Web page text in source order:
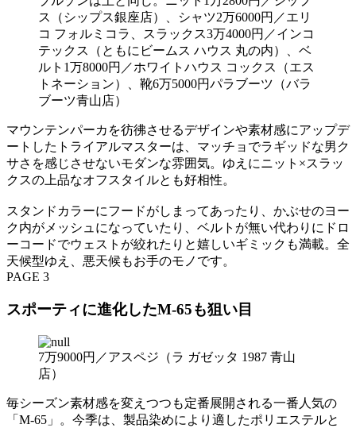
ス（シップス銀座店）、シャツ2万6000円／エリ
コ フォルミコラ、スラックス3万4000円／インコ
テックス（ともにビームス ハウス 丸の内）、ベ
ルト1万8000円／ホワイトハウス コックス（エス
トネーション）、靴6万5000円パラブーツ（バラ
ブーツ青山店）
マウンテンパーカを彷彿させるデザインや素材感にアップデ
ートしたトライアルマスターは、マッチョでラギッドな男ク
サさを感じさせないモダンな雰囲気。ゆえにニット×スラッ
クスの上品なオフスタイルとも好相性。
スタンドカラーにフードがしまってあったり、かぶせのヨー
ク内がメッシュになっていたり、ベルトが無い代わりにドロ
ーコードでウェストが絞れたりと嬉しいギミックも満載。全
天候型ゆえ、悪天候もお手のモノです。
PAGE 3
スポーティに進化したM-65も狙い目
7万9000円／アスペジ（ラ ガゼッタ 1987 青山
店）
毎シーズン素材感を変えつつも定番展開される一番人気の
「M-65」。今季は、製品染めにより適したポリエステルと